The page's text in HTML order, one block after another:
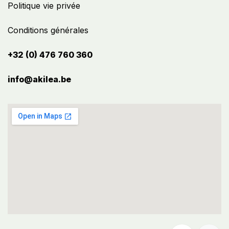
Politique vie privée
Conditions générales
+32 (0) 476 760 360
info@akilea.be​